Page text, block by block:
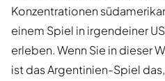
Konzentrationen
einem Spiel in irgendeiner
erleben. Wenn Sie in dieser
ist das Argentinien-Spiel